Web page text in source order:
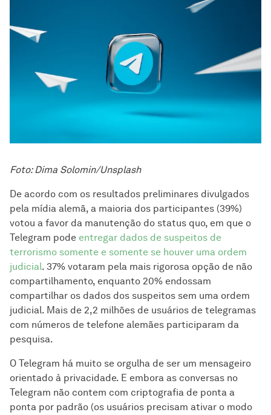
Foto: Dima Solomin/Unsplash
De acordo com os resultados preliminares divulgados
pela mídia alemã, a maioria dos participantes (39%)
votou a favor da manutenção do status quo, em que o
Telegram pode entregar dados de suspeitos de
terrorismo somente e somente se houver uma ordem
judicial. 37% votaram pela mais rigorosa opção de não
compartilhamento, enquanto 20% endossam
compartilhar os dados dos suspeitos sem uma ordem
judicial. Mais de 2,2 milhões de usuários de telegramas
com números de telefone alemães participaram da
pesquisa.
O Telegram há muito se orgulha de ser um mensageiro
orientado à privacidade. E embora as conversas no
Telegram não contem com criptografia de ponta a
ponta por padrão (os usuários precisam ativar o modo